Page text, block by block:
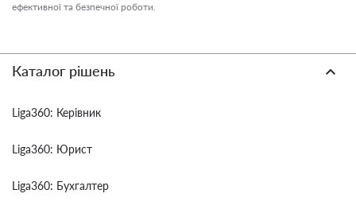
ефективної та безпечної роботи.
Каталог рішень
Liga360: Керівник
Liga360: Юрист
Liga360: Бухгалтер